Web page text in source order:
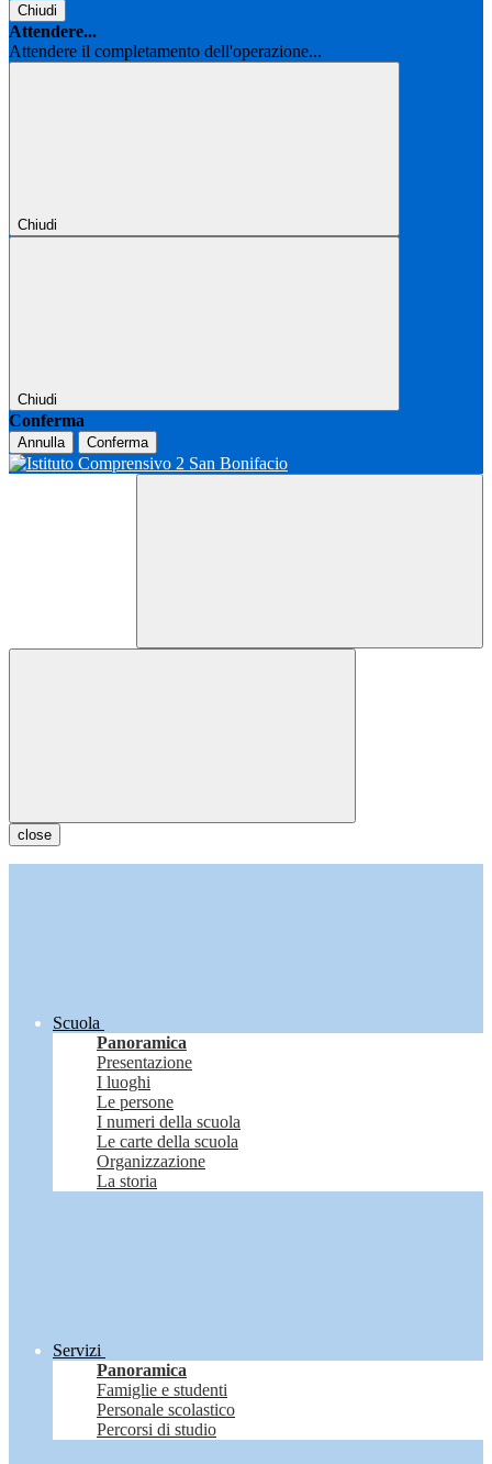
Chiudi
Attendere...
Attendere il completamento dell'operazione...
Chiudi
Chiudi
Conferma
Annulla Conferma
close
Scuola
Panoramica
Presentazione
I luoghi
Le persone
I numeri della scuola
Le carte della scuola
Organizzazione
La storia
Servizi
Panoramica
Famiglie e studenti
Personale scolastico
Percorsi di studio